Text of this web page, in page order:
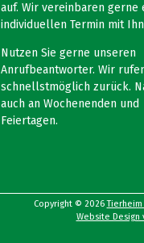
auf. Wir vereinbaren gerne
individuellen Termin mit
Nutzen Sie gerne unseren
Anrufbeantworter. Wir
schnellstmöglich zurück.
auch an Wochenenden und
Feiertagen.
Copyright © 2026Tierheim
Website Design